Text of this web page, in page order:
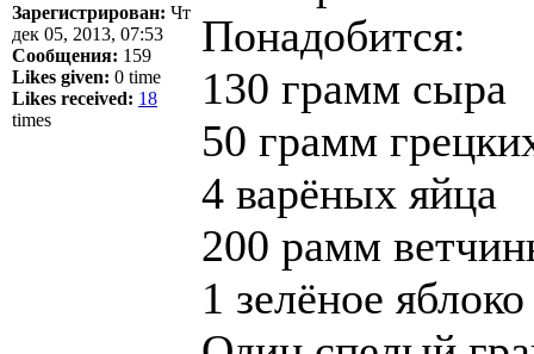
Зарегистрирован: Чт
дек 05, 2013, 07:53
Сообщения: 159
Likes given: 0 time
Likes received: 18
times
Понадобится:
130 грамм сыра
50 грамм
4 варёных яйца
200 рамм
1 зелёное яблоко